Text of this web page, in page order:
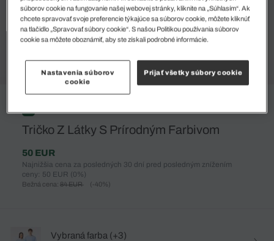
%
Tričko Z Látky S Prírodným Farbivom
50 EUR
Najnižšia cena za posledných 30 dní pred posledným znížením
ceny: 50 EUR (0%)
Bežná cena: 84 EUR (-40%)
Vybraná farba (+3)
súborov cookie na fungovanie našej webovej stránky, kliknite na „Súhlasím“. Ak
chcete spravovať svoje preferencie týkajúce sa súborov cookie, môžete kliknúť
na tlačidlo „Spravovať súbory cookie“. S našou Politikou používania súborov
cookie sa môžete oboznámiť, aby ste získali podrobné informácie.
Nastavenia súborov
cookie
Prijať všetky súbory cookie